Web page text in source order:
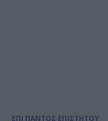
ΕΠΙ ΠΑΝΤΟΣ ΕΠΙΣΤΗΤΟΥ